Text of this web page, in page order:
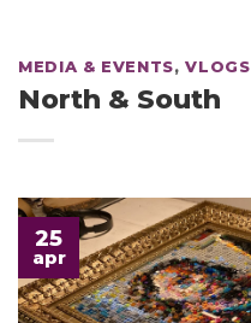
MEDIA & EVENTS,VLOGS
North & South
25
apr